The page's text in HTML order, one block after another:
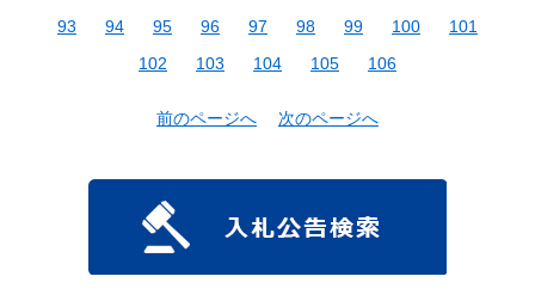
93
94 95 96 97 98 99 100
101
102
103 104 105 106
前のページへ 次のページへ